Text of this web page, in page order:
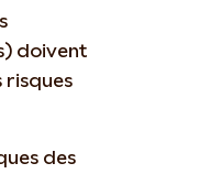
doivent
risques
des